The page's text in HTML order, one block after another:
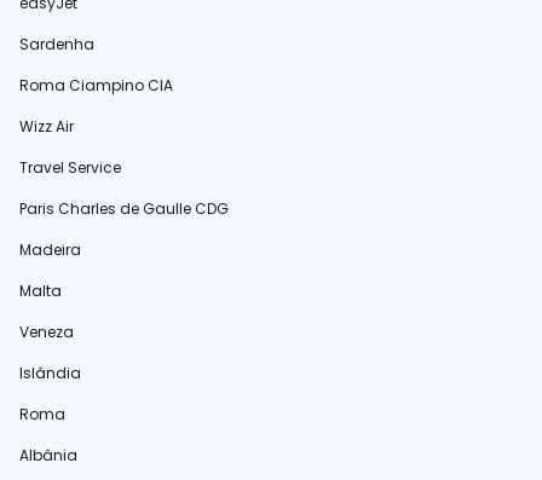
Sardenha
Roma Ciampino CIA
Wizz Air
Travel Service
Paris Charles de Gaulle CDG
Madeira
Malta
Veneza
Islândia
Roma
Albânia